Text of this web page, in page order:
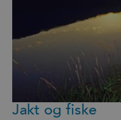
Jakt og fiske